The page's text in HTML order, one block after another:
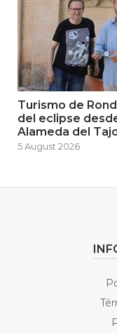
Turismo de
del eclipse
Alameda del
5 August 2026